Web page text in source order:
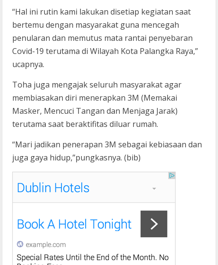
“Hal ini rutin kami lakukan disetiap kegiatan saat
bertemu dengan masyarakat guna mencegah
penularan dan memutus mata rantai penyebaran
Covid-19 terutama di Wilayah Kota Palangka Raya,”
ucapnya.
Toha juga mengajak seluruh masyarakat agar
membiasakan diri menerapkan 3M (Memakai
Masker, Mencuci Tangan dan Menjaga Jarak)
terutama saat beraktifitas diluar rumah.
“Mari jadikan penerapan 3M sebagai kebiasaan dan
juga gaya hidup,”pungkasnya. (bib)